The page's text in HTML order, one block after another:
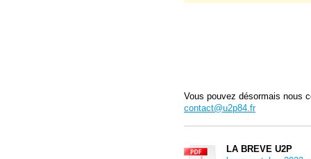
Vous pouvez désormais nous
contact@u2p84.fr
LA BREVE U2P